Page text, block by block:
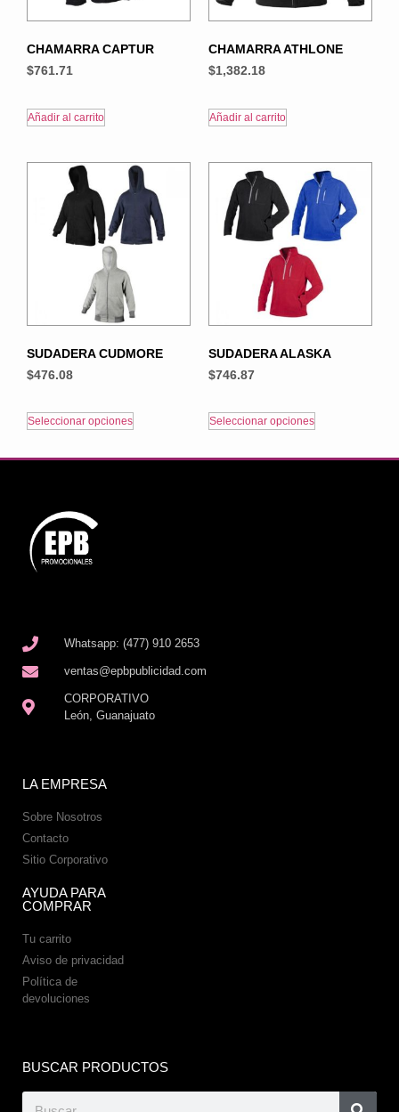
CHAMARRA CAPTUR
$761.71
Añadir al carrito
CHAMARRA ATHLONE
$1,382.18
Añadir al carrito
SUDADERA CUDMORE
$476.08
Seleccionar opciones
SUDADERA ALASKA
$746.87
Seleccionar opciones
Whatsapp: (477) 910 2653
ventas@epbpublicidad.com
CORPORATIVO
León, Guanajuato
LA EMPRESA
Sobre Nosotros
Contacto
Sitio Corporativo
AYUDA PARA
COMPRAR
Tu carrito
Aviso de privacidad
Política de
devoluciones
BUSCAR PRODUCTOS